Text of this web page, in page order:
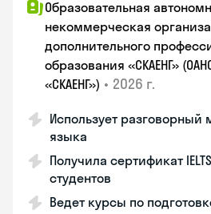
Образовательная
некоммерческая
дополнительного
образования «СКАЕНГ»
«СКАЕНГ») • 2026 г.
Использует разговорный
языка
Получила сертификат
студентов
Ведет курсы по